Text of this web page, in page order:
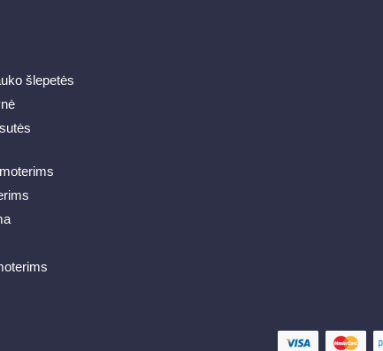
šlepetės